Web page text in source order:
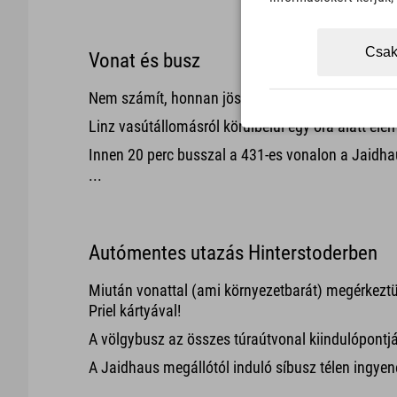
Vonat és busz
Nem számít, honnan jössz: A legközelebbi
Linz vasútállomásról körülbelül egy óra alatt
Innen 20 perc busszal a 431-es vonalon a
...
Autómentes utazás Hinterstoderben
Miután vonattal (ami környezetbarát)
Priel kártyával!
A völgybusz az összes túraútvonal
A Jaidhaus megállótól induló síbusz télen